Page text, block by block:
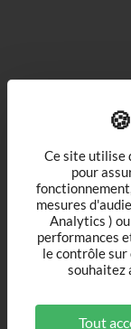
Ce site utilise
pour
mesures
Analytics )
performances
le contrôle sur
souhaitez
Tout